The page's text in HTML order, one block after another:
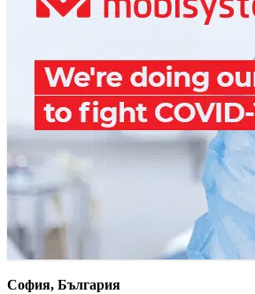
София, България